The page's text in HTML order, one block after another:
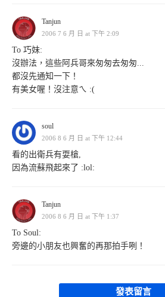
Tanjun
2006 7 6 月 日 at 下午 2:09
To 巧妹:
沒辦法，這些阿兵哥來匆匆去匆匆...
都沒先通知一下！
有美女喔！沒注意ㄟ :(
soul
2006 8 6 月 日 at 下午 12:44
看的出衛兵有耍槍,
因為流蘇飛起來了 :lol:
Tanjun
2006 8 6 月 日 at 下午 1:37
To Soul:
旁邊的小朋友也興奮的再那拍手咧！
發表留言